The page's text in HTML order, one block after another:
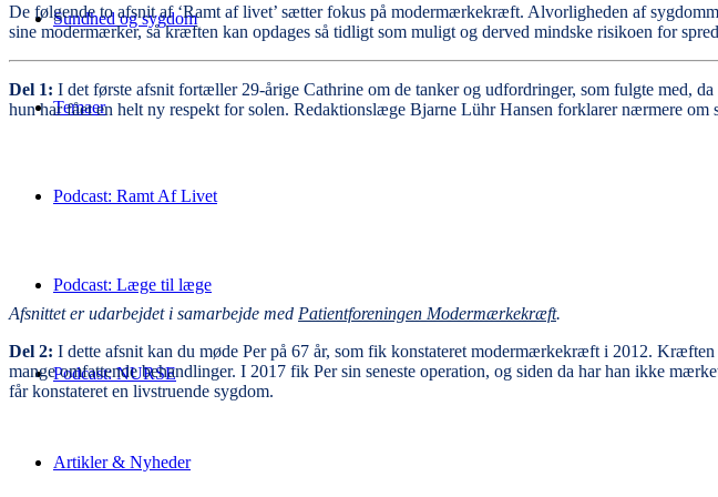
Sundhed og sygdom
Temaer
Podcast: Ramt Af Livet
Podcast: Læge til læge
Podcast: NURSE
Artikler & Nyheder
De følgende to afsnit af ‘Ramt af livet’ sætter fokus på modermærkekræft. Alvorligheden af
sine modermærker, så kræften kan opdages så tidligt som muligt og derved mindske risikoen for
Del 1: I det første afsnit fortæller 29-årige Cathrine om de tanker og udfordringer, som fulgte med,
hun har fået en helt ny respekt for solen. Redaktionslæge Bjarne Lühr Hansen forklarer nærmere om
Afsnittet er udarbejdet i samarbejde med Patientforeningen Modermærkekræft.
Del 2: I dette afsnit kan du møde Per på 67 år, som fik konstateret modermærkekræft i 2012.
mange omfattende behandlinger. I 2017 fik Per sin seneste operation, og siden da har han ikke
får konstateret en livstruende sygdom.